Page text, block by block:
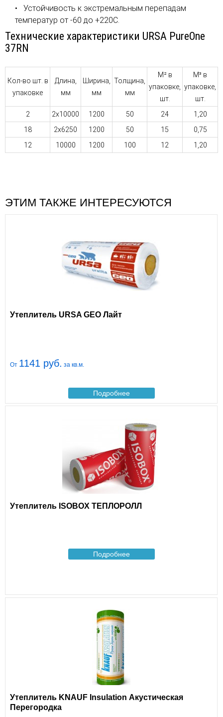
Устойчивость к экстремальным перепадам
температур от -60 до +220С.
Технические характеристики URSA PureOne
37RN
Кол-во шт. в
упаковке
Длина,
мм
Ширина,
мм
Толщина,
мм
М² в
упаковке,
шт.
М³ в
упаковке,
шт.
2
2x10000 1200 50 24
1,20
18
2x6250 1200 50 15
0,75
12
10000 1200 100 12 1,20
ЭТИМ ТАКЖЕ ИНТЕРЕСУЮТСЯ
Утеплитель URSA GEO Лайт
От 1141 руб. за кв.м.
Подробнее
Утеплитель ISOBOX ТЕПЛОРОЛЛ
Подробнее
Утеплитель KNAUF Insulation Акустическая
Перегородка